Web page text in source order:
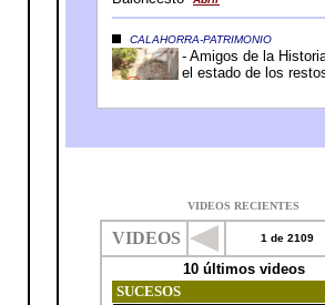
VIDEOS RECIENTES